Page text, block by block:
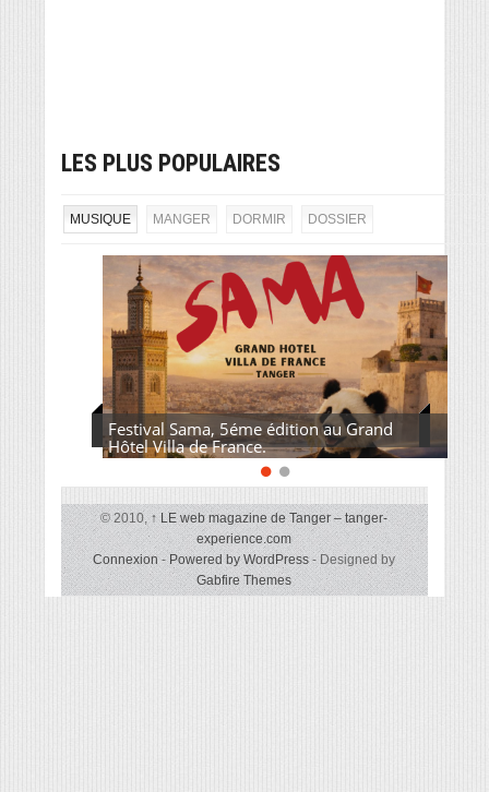
LES PLUS POPULAIRES
MUSIQUE MANGER DORMIR DOSSIER
Festival Sama, 5éme édition au Grand
Hôtel Villa de France.
© 2010,↑ LE web magazine de Tanger – tanger-
experience.com
Connexion-Powered by WordPress- Designed by
Gabfire Themes